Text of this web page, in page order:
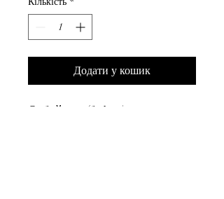
Додати у кошик
Отбойник (буфер) капота